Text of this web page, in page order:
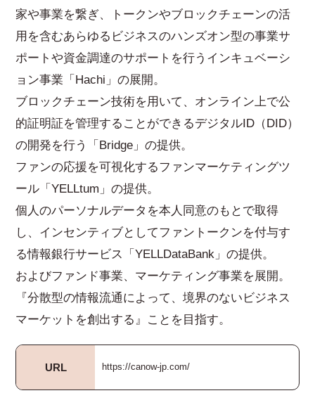
家や事業を繋ぎ、トークンやブロックチェーンの活
用を含むあらゆるビジネスのハンズオン型の事業サ
ポートや資金調達のサポートを行うインキュベーシ
ョン事業「Hachi」の展開。
ブロックチェーン技術を用いて、オンライン上で公
的証明証を管理することができるデジタルID（DID）
の開発を行う「Bridge」の提供。
ファンの応援を可視化するファンマーケティングツ
ール「YELLtum」の提供。
個人のパーソナルデータを本人同意のもとで取得
し、インセンティブとしてファントークンを付与す
る情報銀行サービス「YELLDataBank」の提供。
およびファンド事業、マーケティング事業を展開。
『分散型の情報流通によって、境界のないビジネス
マーケットを創出する』ことを目指す。
URL https://canow-jp.com/